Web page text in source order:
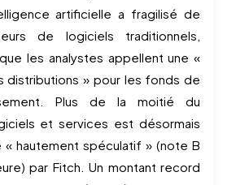
artificielle a fragilisé de
de logiciels traditionnels,
les analystes appellent une «
distributions » pour les fonds de
Plus de la moitié du
et services est désormais
« hautement spéculatif » (note B
par Fitch. Un montant record